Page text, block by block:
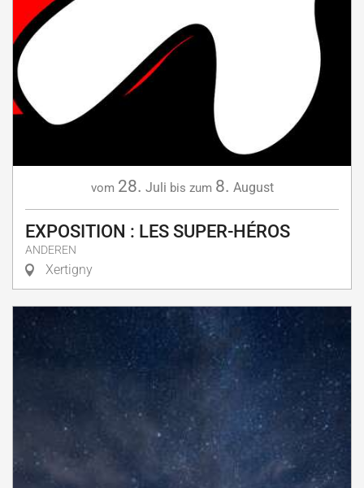
vom 28. Juli bis zum 8. August
EXPOSITION : LES SUPER-HÉROS
ANDEREN
Xertigny